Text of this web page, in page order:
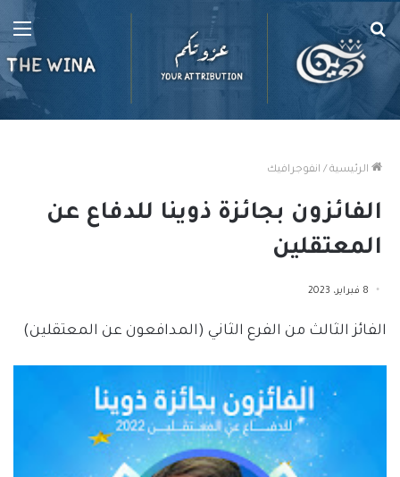
بحث
عن
الرئيسية / انفوجرافيك
الفائزون بجائزة ذوينا للدفاع عن
المعتقلين
8 فبراير، 2023
الفائز الثالث من الفرع الثاني (المدافعون عن المعتقلين)